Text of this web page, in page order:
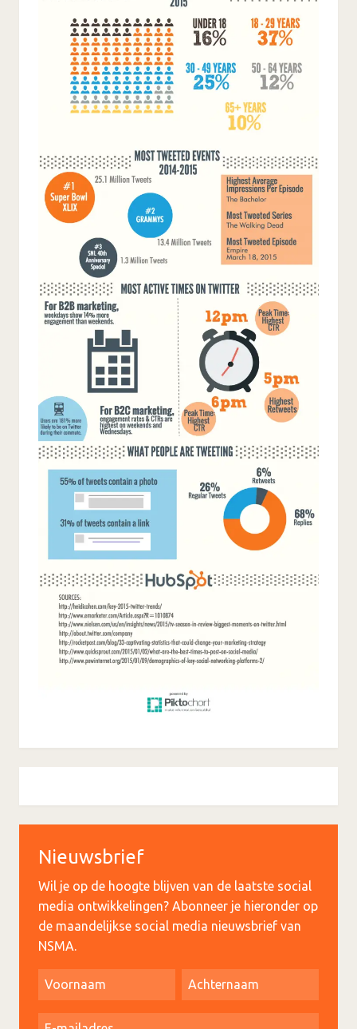
Nieuwsbrief
Wil je op de hoogte blijven van de laatste social
media ontwikkelingen? Abonneer je hieronder op
de maandelijkse social media nieuwsbrief van
NSMA.